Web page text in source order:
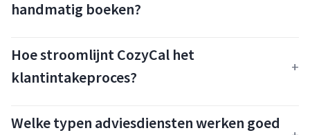
handmatig boeken?
Hoe stroomlijnt CozyCal het
klantintakeproces?
Welke typen adviesdiensten werken goed